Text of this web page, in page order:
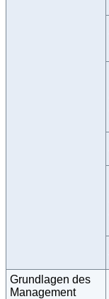
Grundlagen des
Management